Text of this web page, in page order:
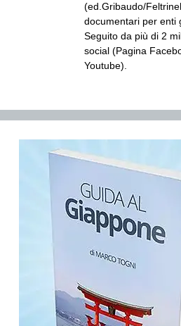
(ed.Gribaudo/
documentari per enti
Seguito da più di 2
social (Pagina
Youtube).